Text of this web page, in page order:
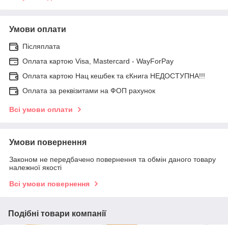
Умови оплати
Післяплата
Оплата картою Visa, Mastercard - WayForPay
Оплата картою Нац кешбек та єКнига НЕДОСТУПНА!!!
Оплата за реквізитами на ФОП рахунок
Всі умови оплати
Умови повернення
Законом не передбачено повернення та обмін даного товару
належної якості
Всі умови повернення
Подібні товари компанії